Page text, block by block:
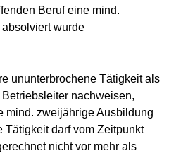
Beruf eine mind.
wurde
ununterbrochene Tätigkeit als
nachweisen,
mind. zweijährige Ausbildung
Tätigkeit darf vom Zeitpunkt
nicht vor mehr als